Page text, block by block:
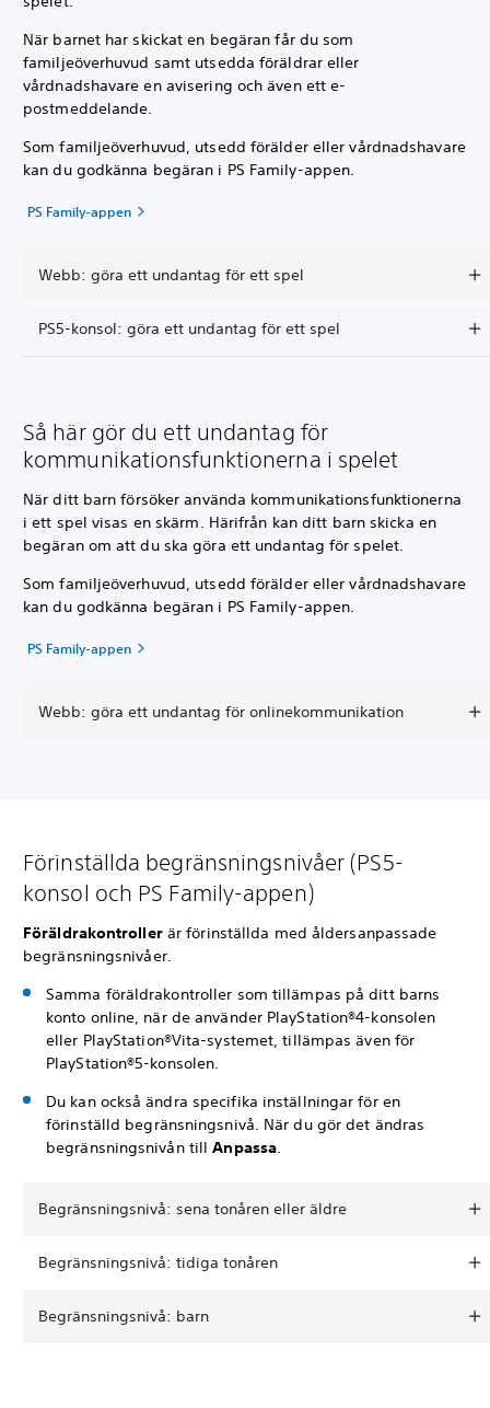
När barnet har skickat en begäran får du som
familjeöverhuvud samt utsedda föräldrar eller
vårdnadshavare en avisering och även ett e-
postmeddelande.
Som familjeöverhuvud, utsedd förälder eller vårdnadshavare
kan du godkänna begäran i PS Family-appen.
PS Family-appen
Webb: göra ett undantag för ett spel
PS5-konsol: göra ett undantag för ett spel
Så här gör du ett undantag för
kommunikationsfunktionerna i spelet
När ditt barn försöker använda kommunikationsfunktionerna
i ett spel visas en skärm. Härifrån kan ditt barn skicka en
begäran om att du ska göra ett undantag för spelet.
Som familjeöverhuvud, utsedd förälder eller vårdnadshavare
kan du godkänna begäran i PS Family-appen.
PS Family-appen
Webb: göra ett undantag för onlinekommunikation
Förinställda begränsningsnivåer (PS5-
konsol och PS Family-appen)
Föräldrakontrollerär förinställda med åldersanpassade
begränsningsnivåer.
Samma föräldrakontroller som tillämpas på ditt barns
konto online, när de använder PlayStation®4-konsolen
eller PlayStation®Vita-systemet, tillämpas även för
PlayStation®5-konsolen.
Du kan också ändra specifika inställningar för en
förinställd begränsningsnivå. När du gör det ändras
begränsningsnivån tillAnpassa.
Begränsningsnivå: sena tonåren eller äldre
Begränsningsnivå: tidiga tonåren
Begränsningsnivå: barn